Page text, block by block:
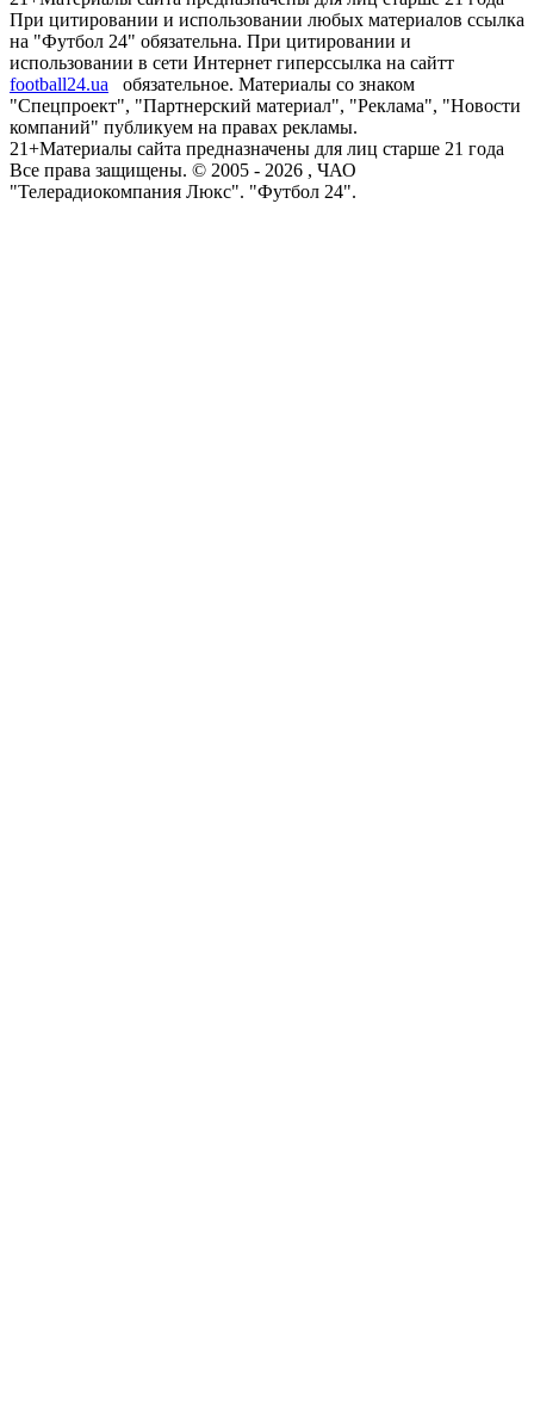
При цитировании и использовании любых материалов ссылка
на "Футбол 24" обязательна. При цитировании и
использовании в сети Интернет гиперссылка на сайтт
football24.ua
обязательное. Материалы со знаком
"Спецпроект", "Партнерский материал", "Реклама", "Новости
компаний" публикуем на правах рекламы.
21+Материалы сайта предназначены для лиц старше 21 года
Все права защищены. © 2005 - 2026 , ЧАО
"Телерадиокомпания Люкс". "Футбол 24".